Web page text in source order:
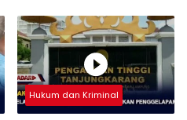
Hukum dan Kriminal